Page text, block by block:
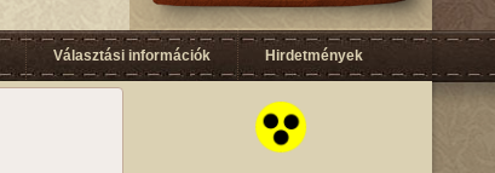
Választási információk Hirdetmények